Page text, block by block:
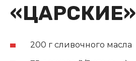
«ЦАРСКИЕ»
200 г сливочного масла